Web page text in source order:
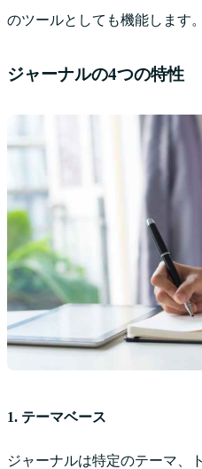
のツールとしても機能します。
ジャーナルの4つの特性
1. テーマベース
ジャーナルは特定のテーマ、